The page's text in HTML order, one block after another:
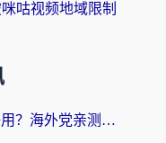
咕视频地域限制
玩奇迹MU什么加速器好用？海外党亲测：这款加速器让你告别延迟卡顿！